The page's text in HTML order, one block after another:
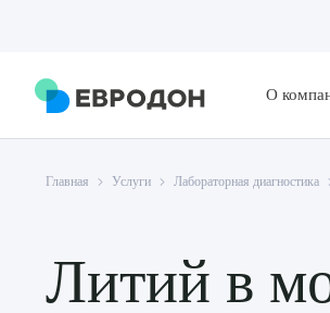
О
Главная Услуги Лабораторная диагностика
Литий в